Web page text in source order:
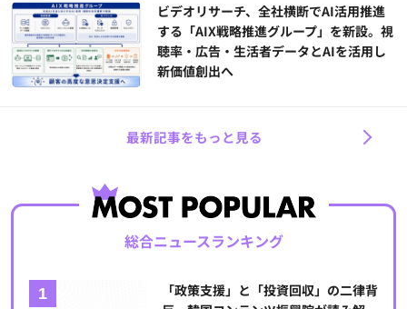
ビデオリサーチ、全社横断でAI活用推進
する「AIX戦略推進グループ」を新設。視
聴率・広告・生活者データとAIを活用し
新価値創出へ
最新記事をもっと見る
総合ニュースランキング
「政策支援」と「投資回収」の二律背